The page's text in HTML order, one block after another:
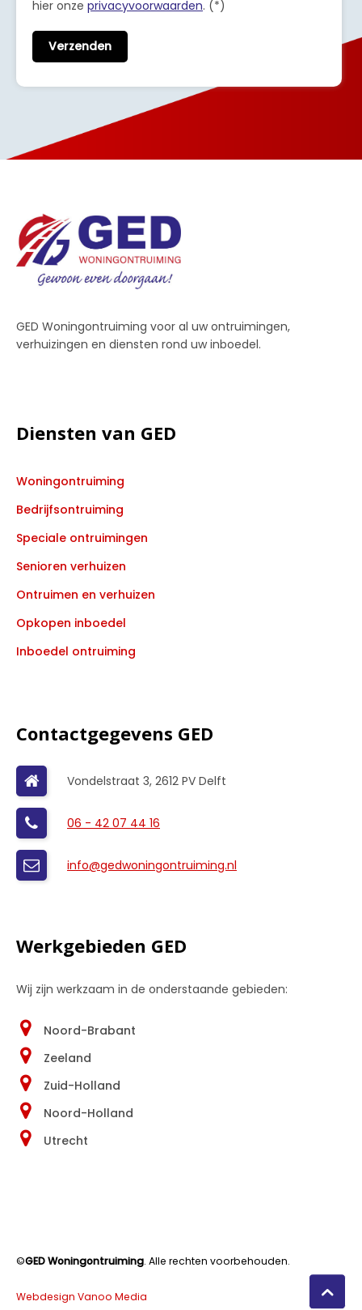
hier onze privacyvoorwaarden. (*)
GED Woningontruiming voor al uw ontruimingen,
verhuizingen en diensten rond uw inboedel.
Diensten van GED
Woningontruiming
Bedrijfsontruiming
Speciale ontruimingen
Senioren verhuizen
Ontruimen en verhuizen
Opkopen inboedel
Inboedel ontruiming
Contactgegevens GED
Vondelstraat 3, 2612 PV Delft
06 - 42 07 44 16
info@gedwoningontruiming.nl
Werkgebieden GED
Wij zijn werkzaam in de onderstaande gebieden:
Noord-Brabant
Zeeland
Zuid-Holland
Noord-Holland
Utrecht
©GED Woningontruiming. Alle rechten voorbehouden.
Webdesign Vanoo Media